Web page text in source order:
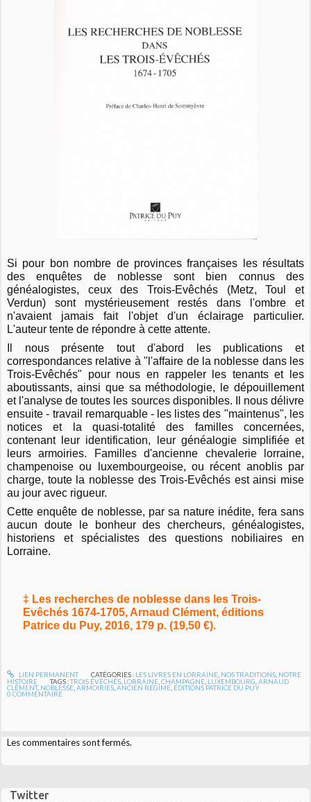
Twitter
Si pour bon nombre de provinces françaises les résultats
des enquêtes de noblesse sont bien connus des
généalogistes, ceux des Trois-Evêchés (Metz, Toul et
Verdun) sont mystérieusement restés dans l'ombre et
n'avaient jamais fait l'objet d'un éclairage particulier.
L'auteur tente de répondre à cette attente.
Il nous présente tout d'abord les publications et
correspondances relative à "l'affaire de la noblesse dans les
Trois-Evêchés" pour nous en rappeler les tenants et les
aboutissants, ainsi que sa méthodologie, le dépouillement
et l'analyse de toutes les sources disponibles. Il nous délivre
ensuite - travail remarquable - les listes des "maintenus", les
notices et la quasi-totalité des familles concernées,
contenant leur identification, leur généalogie simplifiée et
leurs armoiries. Familles d'ancienne chevalerie lorraine,
champenoise ou luxembourgeoise, ou récent anoblis par
charge, toute la noblesse des Trois-Evêchés est ainsi mise
au jour avec rigueur.
Cette enquête de noblesse, par sa nature inédite, fera sans
aucun doute le bonheur des chercheurs, généalogistes,
historiens et spécialistes des questions nobiliaires en
Lorraine.
‡ Les recherches de noblesse dans les Trois-
Evêchés 1674-1705, Arnaud Clément, éditions
Patrice du Puy, 2016, 179 p. (19,50 €).
LIEN PERMANENT CATÉGORIES : LES LIVRES EN LORRAINE, NOS TRADITIONS, NOTRE
HISTOIRE
TAGS :TROIS ÉVÊCHÉS, LORRAINE,CHAMPAGNE, LUXEMBOURG,ARNAUD
CLÉMENT, NOBLESSE,ARMOIRIES,ANCIEN RÉGIME, ÉDITIONS PATRICE DU PUY
0 COMMENTAIRE
Les commentaires sont fermés.